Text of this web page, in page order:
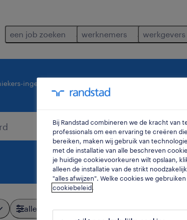
een job zoeken werknemers werkgevers
ingenieurs-industrie
alle filters 2
Bij Randstad combineren we de kracht van
professionals om een ervaring te creëren
bereiken, maken wij gebruik van
met de installatie van alle beschreven
je huidige cookievoorkeuren wilt opslaan,
alleen de installatie van de strikt
"alles afwijzen". Welke cookies we
cookiebeleid.